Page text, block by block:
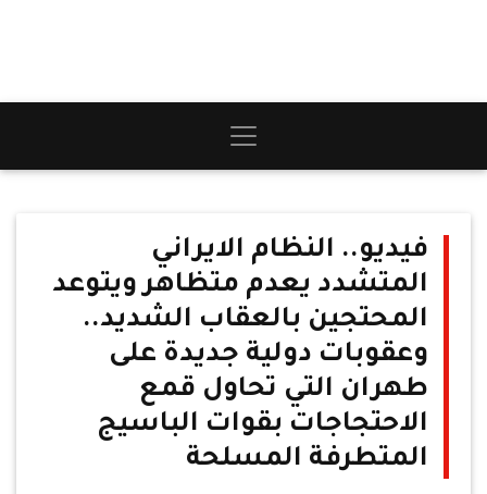
فيديو.. النظام الايراني
المتشدد يعدم متظاهر ويتوعد
المحتجين بالعقاب الشديد..
وعقوبات دولية جديدة على
طهران التي تحاول قمع
الاحتجاجات بقوات الباسيج
المتطرفة المسلحة